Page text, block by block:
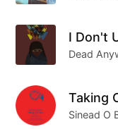
为女子乐队主唱
1032期英伦专题
Cover From
Dead
Taking
Sinead O